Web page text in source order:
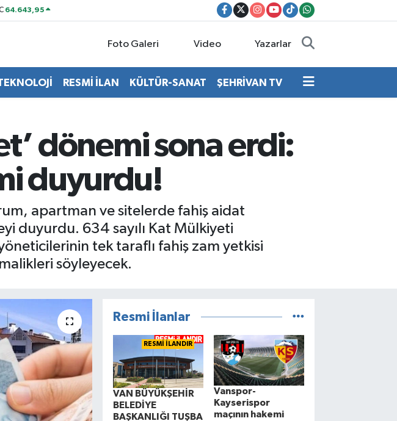
64.643,95
Foto Galeri Video Yazarlar
RESMİ İLAN KÜLTÜR-SANAT ŞEHRİVAN TV
dönemi sona erdi:
duyurdu!
apartman ve sitelerde fahiş aidat
duyurdu. 634 sayılı Kat Mülkiyeti
tek taraflı fahiş zam yetkisi
söyleyecek.
Resmi İlanlar
RESMİ İLANDIR
VAN BÜYÜKŞEHİR
BELEDİYE
BAŞKANLIĞI TUŞBA
Vanspor-
Kayserispor
maçının hakemi